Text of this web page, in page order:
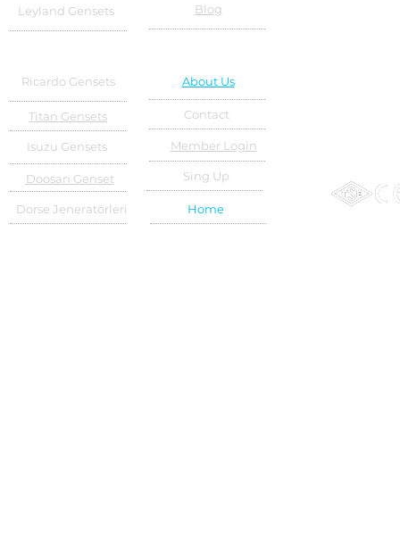
Leyland Gensets Blog
Ricardo Gensets
Titan Gensets
Isuzu Gensets
Doosan Genset
Dorse Jeneratörleri
About Us
Contact
Member Login
Sing Up
Home